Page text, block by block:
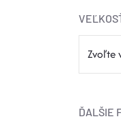
ĎALŠIE